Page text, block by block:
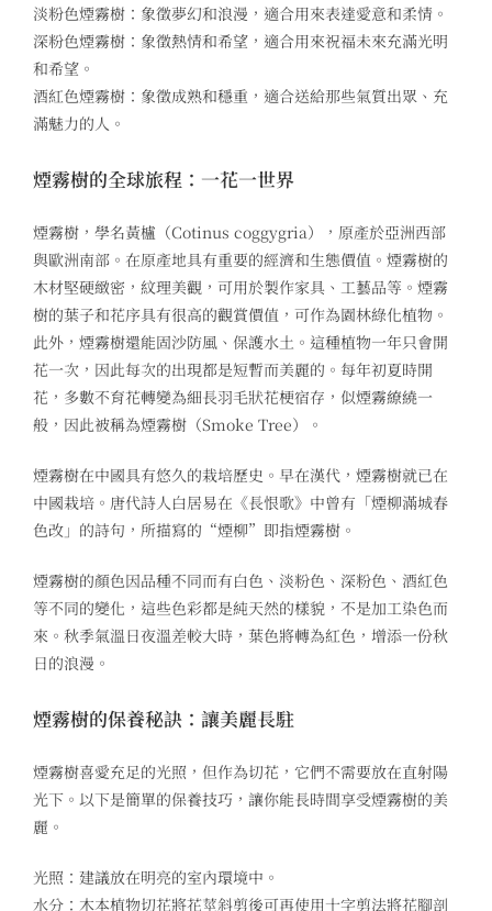
淡粉色煙霧樹：象徵夢幻和浪漫，適合用來表達愛意和柔情。
深粉色煙霧樹：象徵熱情和希望，適合用來祝福未來充滿光明
和希望。
酒紅色煙霧樹：象徵成熟和穩重，適合送給那些氣質出眾、充
滿魅力的人。
煙霧樹的全球旅程：一花一世界
煙霧樹，學名黃櫨（Cotinus coggygria），原產於亞洲西部
與歐洲南部。在原產地具有重要的經濟和生態價值。煙霧樹的
木材堅硬緻密，紋理美觀，可用於製作家具、工藝品等。煙霧
樹的葉子和花序具有很高的觀賞價值，可作為園林綠化植物。
此外，煙霧樹還能固沙防風、保護水土。 這種植物一年只會開
花一次，因此每次的出現都是短暫而美麗的。每年初夏時開
花，多數不育花轉變為細長羽毛狀花梗宿存，似煙霧繚繞一
般，因此被稱為煙霧樹（Smoke Tree）。
煙霧樹在中國具有悠久的栽培歷史。早在漢代，煙霧樹就已在
中國栽培。唐代詩人白居易在《長恨歌》中曾有「煙柳滿城春
色改」的詩句，所描寫的“煙柳”即指煙霧樹。
煙霧樹的顏色因品種不同而有白色、淡粉色、深粉色、酒紅色
等不同的變化，這些色彩都是純天然的樣貌，不是加工染色而
來。秋季氣溫日夜溫差較大時，葉色將轉為紅色，增添一份秋
日的浪漫。
煙霧樹的保養秘訣：讓美麗長駐
煙霧樹喜愛充足的光照，但作為切花，它們不需要放在直射陽
光下。以下是簡單的保養技巧，讓你能長時間享受煙霧樹的美
麗。
光照：建議放在明亮的室內環境中。
水分：木本植物切花將花莖斜剪後可再使用十字剪法將花腳剖